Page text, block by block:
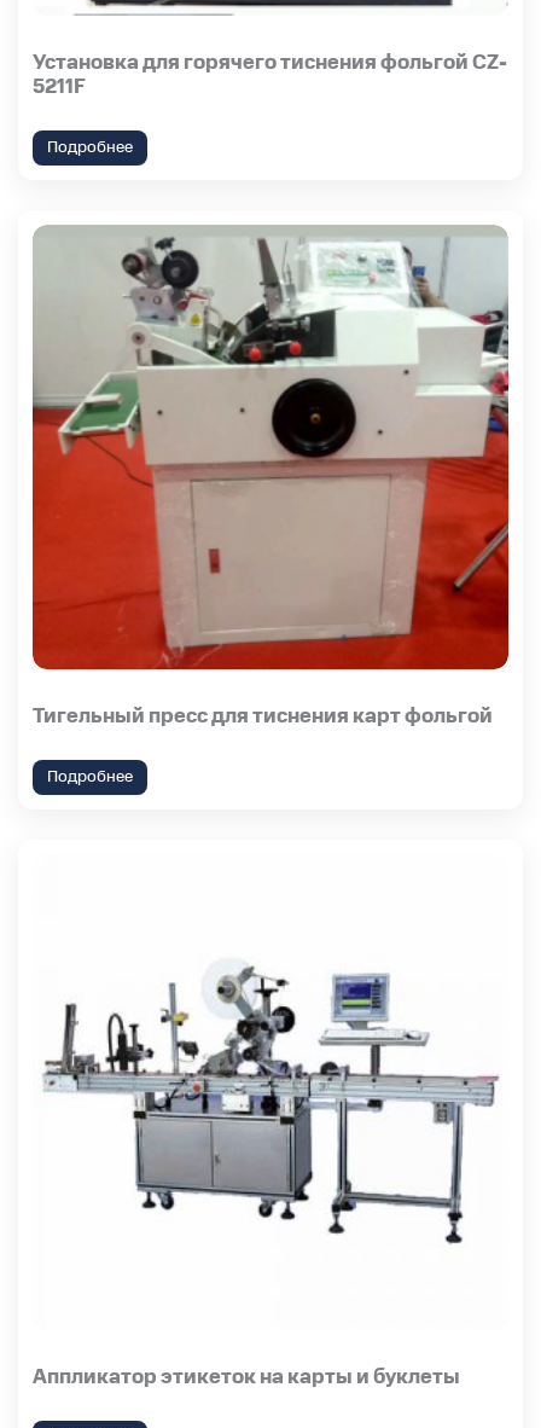
Установка для горячего тиснения фольгой CZ-
5211F
Подробнее
Тигельный пресс для тиснения карт фольгой
Подробнее
Аппликатор этикеток на карты и буклеты